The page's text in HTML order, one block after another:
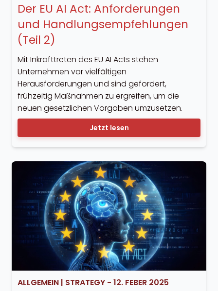
Der EU AI Act: Anforderungen
und Handlungsempfehlungen
(Teil 2)
Mit Inkrafttreten des EU AI Acts stehen
Unternehmen vor vielfältigen
Herausforderungen und sind gefordert,
frühzeitig Maßnahmen zu ergreifen, um die
neuen gesetzlichen Vorgaben umzusetzen.
Jetzt lesen
ALLGEMEIN| STRATEGY- 12. FEBER 2025